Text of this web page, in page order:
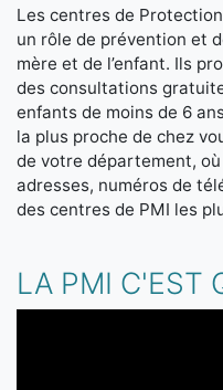
Les centres de
un rôle de prévention et
mère et de l’enfant. Ils
des consultations
enfants de moins de 6
la plus proche de chez
de votre département,
adresses, numéros de
des centres de PMI les
LA PMI C'EST